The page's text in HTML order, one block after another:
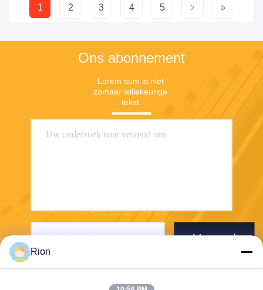
1 2 3 4 5
Ons abonnement
Lorem sum is niet
zomaar willekeurige
tekst.
Verzend
Rion